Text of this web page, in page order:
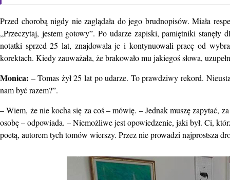
Przed chorobą nigdy nie zaglądała do jego brudnopisów. Miała
„Przeczytaj, jestem gotowy”. Po udarze zapiski, pamiętniki
notatki sprzed 25 lat, znajdowała je i kontynuowali pracę od
korektach. Kiedy zauważała, że brakowało mu jakiegoś słowa,
Monica: – Tomas żył 25 lat po udarze. To prawdziwy rekord.
nam być razem?”.
– Wiem, że nie kocha się za coś – mówię. – Jednak muszę zapytać,
osobę – odpowiada. – Niemożliwe jest opowiedzenie, jaki był. Ci,
poetą, autorem tych tomów wierszy. Przez nie prowadzi najprostsza